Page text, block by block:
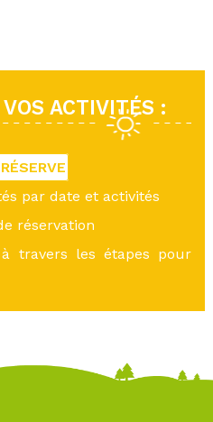
ACTIVITÉS :
par date et activités
réservation
travers les étapes pour